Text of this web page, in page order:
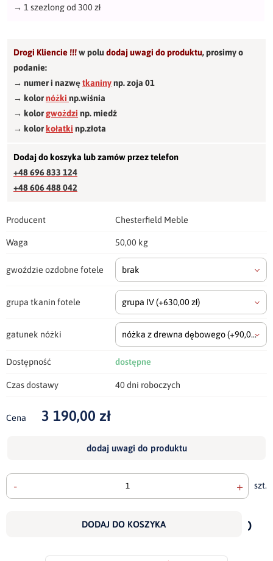
→ 1 szezlong od 300 zł
Drogi Kliencie !!!w poludodaj uwagi do produktu,prosimy o
podanie:
→ numer i nazwętkaninynp. zoja 01
→ kolornóżki np.wiśnia
→ kolorgwożdzi np. miedź
→ kolorkołatki np.złota
Dodaj do koszyka lub zamów przez telefon
+48 696 833 124
+48 606 488 042
Producent Chesterfield Meble
Waga 50,00 kg
gwoździe ozdobne fotele brak
grupa tkanin fotele grupa IV(+630,00 zł)
gatunek nóżki nóżka z drewna dębowego(+90,00 zł)
Dostępność dostępne
Czas dostawy 40 dni roboczych
Cena 3 190,00 zł
dodaj uwagi do produktu
- + szt.
DODAJ DO KOSZYKA
do